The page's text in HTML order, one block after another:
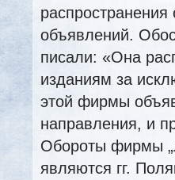
объявлений.
писали: «Она
изданиям за
этой фирмы
направления, и
Обороты фирмы
являются гг.